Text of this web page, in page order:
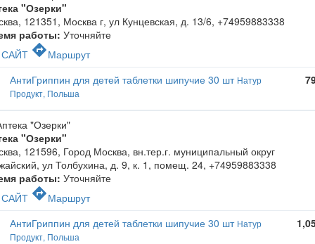
"Озерки"
121351, Москва г, ул Кунцевская, д. 13/6, +74959883338
работы: Уточняйте
САЙТ directionsМаршрут
АнтиГриппин для детей таблетки шипучие 30 шт Натур
Продукт, Польша
"Озерки"
121596, Город Москва, вн.тер.г. муниципальный округ
ул Толбухина, д. 9, к. 1, помещ. 24, +74959883338
работы: Уточняйте
САЙТ directionsМаршрут
АнтиГриппин для детей таблетки шипучие 30 шт Натур
Продукт, Польша